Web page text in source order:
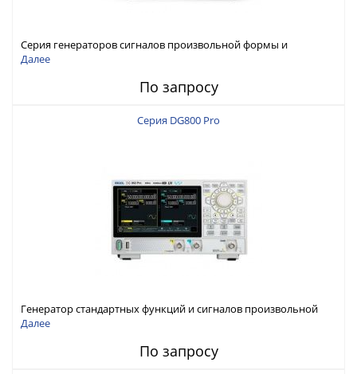
Серия генераторов сигналов произвольной формы и
стандартных функций Tektronix AFG1000
Далее
По запросу
Серия DG800 Pro
Генератор стандартных функций и сигналов произвольной
формы Rigol серии DG800 Pro, до 50 МГц
Далее
По запросу